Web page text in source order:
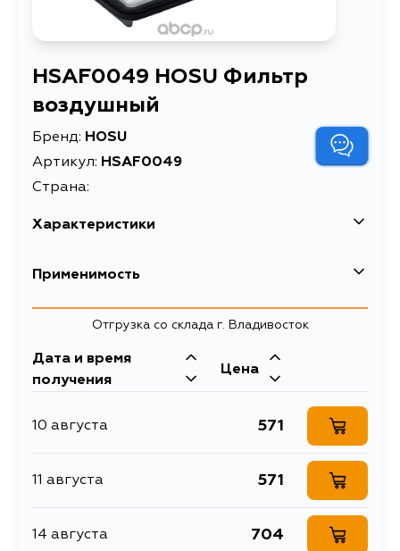
HSAF0049 HOSU Фильтр
воздушный
Бренд: HOSU
Артикул: HSAF0049
Страна:
Характеристики
Описание
Расширенное описание
TOYOTA PRIUS 03-11
воздушные фильтры
Применимость
Отгрузка со склада г. Владивосток
Дата и время
получения
Цена
10 августа 571
11 августа 571
14 августа 704